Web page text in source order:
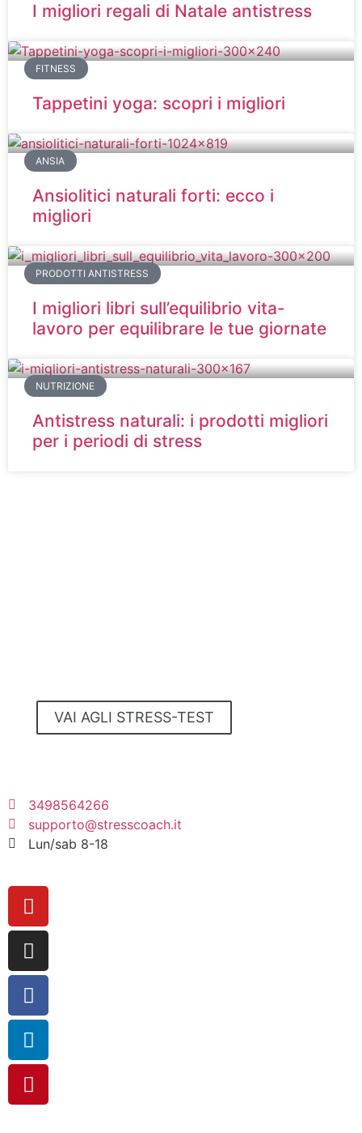
I migliori regali di Natale antistress
FITNESS
Tappetini yoga: scopri i migliori
ANSIA
Ansiolitici naturali forti: ecco i
migliori
PRODOTTI ANTISTRESS
I migliori libri sull’equilibrio vita-
lavoro per equilibrare le tue giornate
NUTRIZIONE
Antistress naturali: i prodotti migliori
per i periodi di stress
VAI AGLI STRESS-TEST
3498564266
supporto@stresscoach.it
Lun/sab 8-18